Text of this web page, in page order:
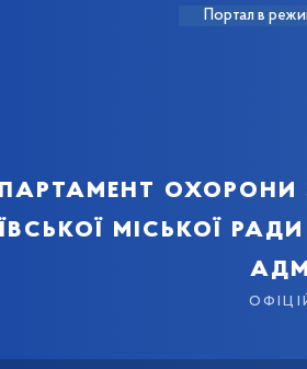
Портал в
охорони
міської